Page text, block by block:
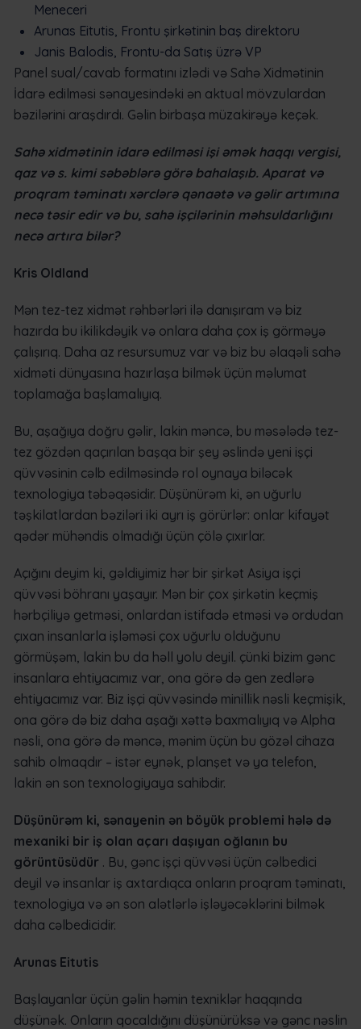
Meneceri
Arunas Eitutis, Frontu şirkətinin baş direktoru
Janis Balodis, Frontu-da Satış üzrə VP
Panel sual/cavab formatını izlədi və Sahə Xidmətinin
İdarə edilməsi sənayesindəki ən aktual mövzulardan
bəzilərini araşdırdı. Gəlin birbaşa müzakirəyə keçək.
Sahə xidmətinin idarə edilməsi işi əmək haqqı vergisi,
qaz və s. kimi səbəblərə görə bahalaşıb. Aparat və
proqram təminatı xərclərə qənaətə və gəlir artımına
necə təsir edir və bu, sahə işçilərinin məhsuldarlığını
necə artıra bilər?
Kris Oldland
Mən tez-tez xidmət rəhbərləri ilə danışıram və biz
hazırda bu ikilikdəyik və onlara daha çox iş görməyə
çalışırıq. Daha az resursumuz var və biz bu əlaqəli sahə
xidməti dünyasına hazırlaşa bilmək üçün məlumat
toplamağa başlamalıyıq.
Bu, aşağıya doğru gəlir, lakin məncə, bu məsələdə tez-
tez gözdən qaçırılan başqa bir şey əslində yeni işçi
qüvvəsinin cəlb edilməsində rol oynaya biləcək
texnologiya təbəqəsidir. Düşünürəm ki, ən uğurlu
təşkilatlardan bəziləri iki ayrı iş görürlər: onlar kifayət
qədər mühəndis olmadığı üçün çölə çıxırlar.
Açığını deyim ki, gəldiyimiz hər bir şirkət Asiya işçi
qüvvəsi böhranı yaşayır. Mən bir çox şirkətin keçmiş
hərbçiliyə getməsi, onlardan istifadə etməsi və ordudan
çıxan insanlarla işləməsi çox uğurlu olduğunu
görmüşəm, lakin bu da həll yolu deyil. çünki bizim gənc
insanlara ehtiyacımız var, ona görə də gen zedlərə
ehtiyacımız var. Biz işçi qüvvəsində minillik nəsli keçmişik,
ona görə də biz daha aşağı xəttə baxmalıyıq və Alpha
nəsli, ona görə də məncə, mənim üçün bu gözəl cihaza
sahib olmaqdır – istər eynək, planşet və ya telefon,
lakin ən son texnologiyaya sahibdir.
Düşünürəm ki, sənayenin ən böyük problemi hələ də
mexaniki bir iş olan açarı daşıyan oğlanın bu
görüntüsüdür . Bu, gənc işçi qüvvəsi üçün cəlbedici
deyil və insanlar iş axtardıqca onların proqram təminatı,
texnologiya və ən son alətlərlə işləyəcəklərini bilmək
daha cəlbedicidir.
Arunas Eitutis
Başlayanlar üçün gəlin həmin texniklər haqqında
düşünək. Onların qocaldığını düşünürüksə və gənc nəslin